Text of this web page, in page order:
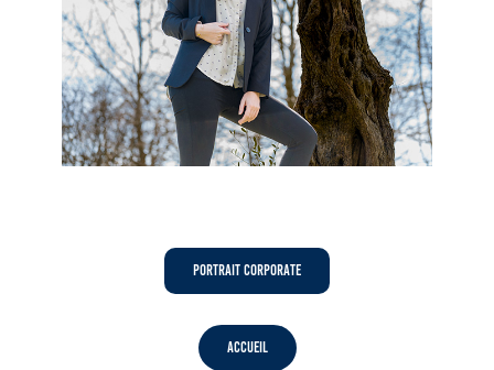
Portrait Corporate
Accueil